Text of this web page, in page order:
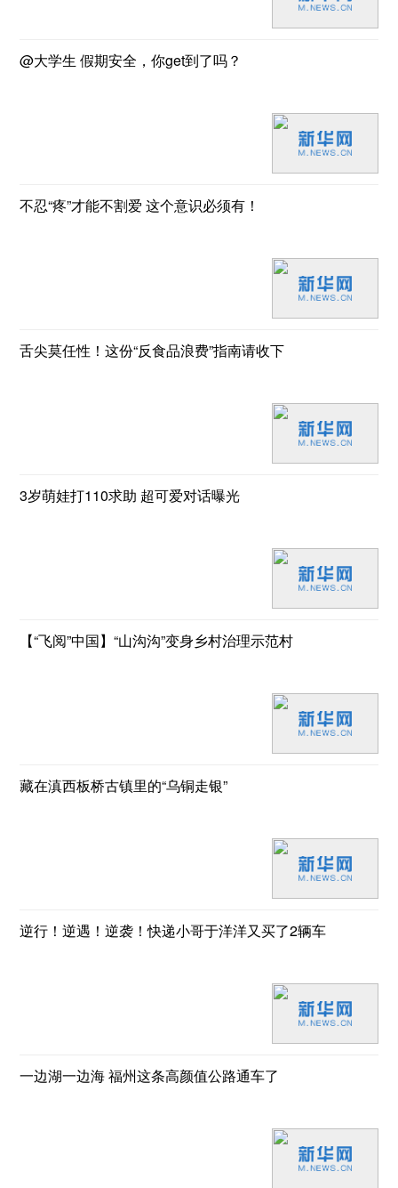
@大学生 假期安全，你get到了吗？
不忍“疼”才能不割爱 这个意识必须有！
舌尖莫任性！这份“反食品浪费”指南请收下
3岁萌娃打110求助 超可爱对话曝光
【“飞阅”中国】“山沟沟”变身乡村治理示范村
藏在滇西板桥古镇里的“乌铜走银”
逆行！逆遇！逆袭！快递小哥于洋洋又买了2辆车
一边湖一边海 福州这条高颜值公路通车了